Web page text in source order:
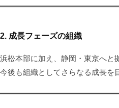
2. 成長フェーズの組織
浜松本部に加え、静岡・東京へと
今後も組織としてさらなる成長を